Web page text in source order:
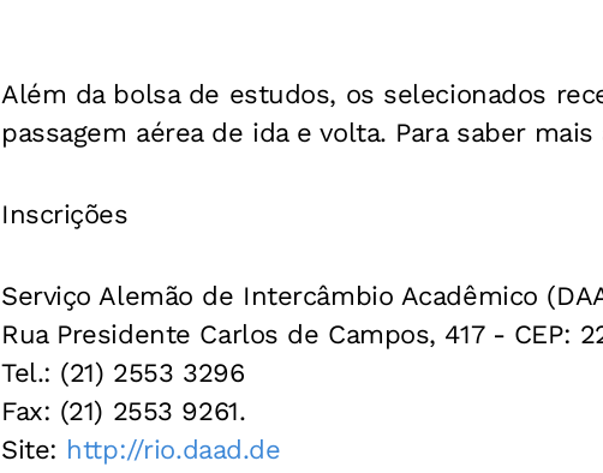
Além da bolsa de estudos, os selecionados
passagem aérea de ida e volta. Para saber mais
Inscrições
Serviço Alemão de Intercâmbio Acadêmico
Rua Presidente Carlos de Campos, 417 - CEP:
Tel.: (21) 2553 3296
Fax: (21) 2553 9261.
Site: http://rio.daad.de